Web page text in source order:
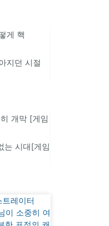
게 핵
지던 시절
개막 [게임
는 시대[게임